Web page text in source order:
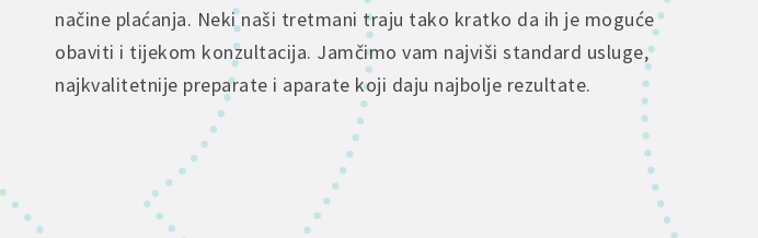
načine plaćanja. Neki naši tretmani traju tako kratko da ih je moguće
obaviti i tijekom konzultacija. Jamčimo vam najviši standard usluge,
najkvalitetnije preparate i aparate koji daju najbolje rezultate.